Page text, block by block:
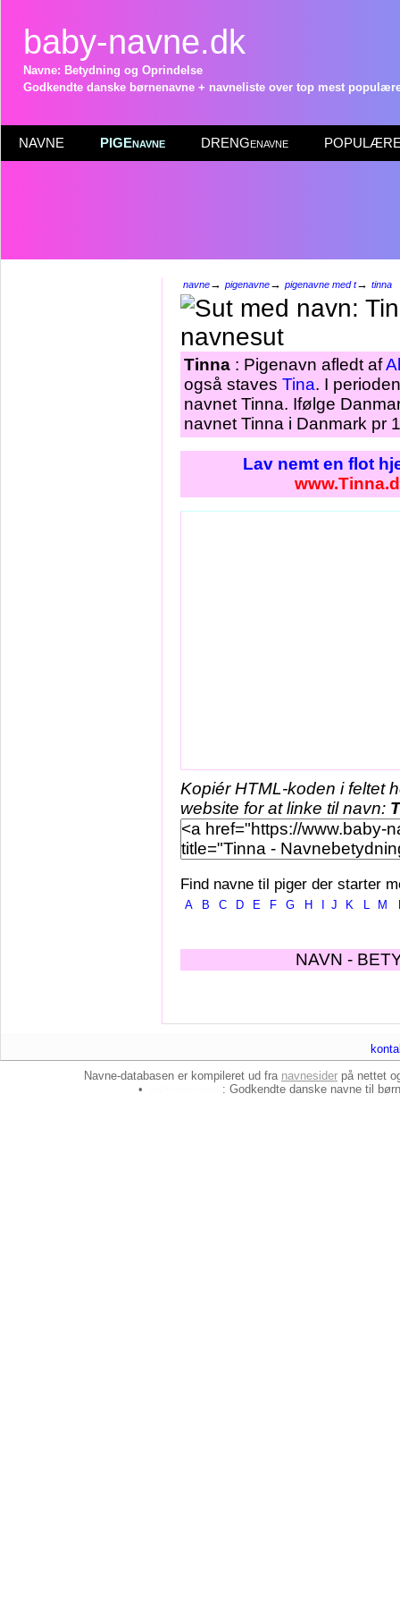
baby-navne.dk
Navne: Betydning og Oprindelse
Godkendte danske børnenavne + navneliste over top mest
NAVNE PIGEnavne DRENGenavne POPULÆRE
navne→ pigenavne→ pigenavne med t→ tinna
Tinna : Pigenavn afledt af
også staves Tina. I
navnet Tinna. Ifølge
navnet Tinna i Danmark pr
Lav nemt en flot
Kopiér HTML-koden i feltet
website for at linke til navn:
Find navne til piger der starter
A B C D E F G H J K L M
NAVN -
Navne-databasen er kompileret ud fra navnesider på nettet
•
: Godkendte danske navne til børn